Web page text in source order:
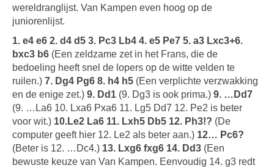
wereldranglijst. Van Kampen even hoog op de
juniorenlijst.
1. e4 e6 2. d4 d5 3. Pc3 Lb4 4. e5 Pe7 5. a3 Lxc3+6.
bxc3 b6 (Een zeldzame zet in het Frans, die de
bedoeling heeft snel de lopers op de witte velden te
ruilen.) 7. Dg4 Pg6 8. h4 h5 (Een verplichte verzwakking
en de enige zet.) 9. Dd1 (9. Dg3 is ook prima.) 9. …Dd7
(9. …La6 10. Lxa6 Pxa6 11. Lg5 Dd7 12. Pe2 is beter
voor wit.) 10.Le2 La6 11. Lxh5 Db5 12. Ph3!? (De
computer geeft hier 12. Le2 als beter aan.) 12… Pc6?
(Beter is 12. …Dc4.) 13. Lxg6 fxg6 14. Dd3 (Een
bewuste keuze van Van Kampen. Eenvoudig 14. g3 redt